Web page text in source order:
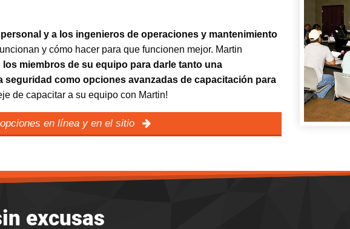
y a los ingenieros de operaciones y mantenimiento
y cómo hacer para que funcionen mejor. Martin
miembros de su equipo para darle tanto una
como opciones avanzadas de capacitación para
de capacitar a su equipo con Martin!
en línea y en el sitio
excusas